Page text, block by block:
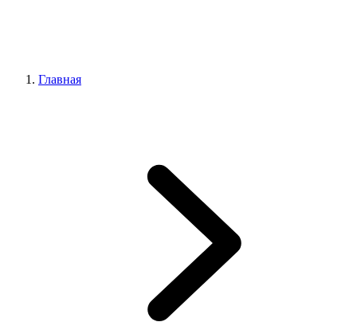
Главная